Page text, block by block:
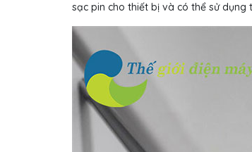
sạc pin cho thiết bị và có thể sử